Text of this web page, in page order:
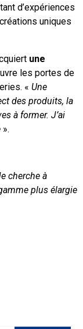
d’expériences
uniques
une
les portes de
« Une
des produits, la
à former. J’ai
».
cherche à
plus élargie